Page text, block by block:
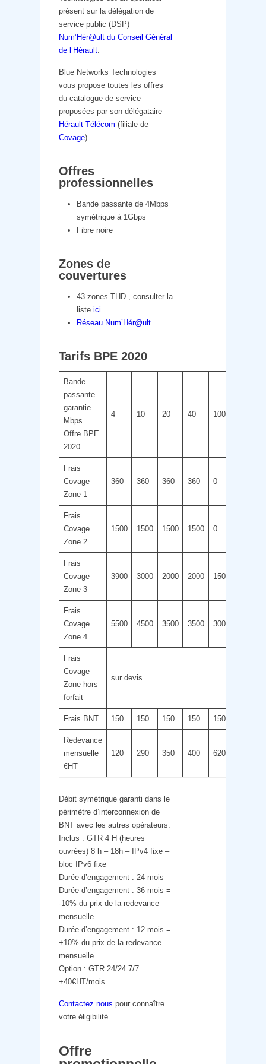
présent sur la délégation de
service public (DSP)
Num’Hér@ult du Conseil Général
de l’Hérault
Blue Networks Technologies
vous propose toutes les offres
du catalogue de service
proposées par son délégataire
Hérault Télécom (filiale de
Covage).
Offres
professionnelles
Bande passante de 4Mbps
symétrique à 1Gbps
Fibre noire
Zones de
couvertures
43 zones THD , consulter la
listeici
Réseau Num’Hér@ult
Tarifs BPE 2020
Bande
passante
garantie
Mbps
Offre BPE
2020
4 10 20 40 100
Frais
Covage
Zone 1
360 360 360 360 0
Frais
Covage
Zone 2
1500 1500 1500 1500 0
Frais
Covage
Zone 3
3900 3000 2000 2000 1500
Frais
Covage
Zone 4
5500 4500 3500 3500 3000
Frais
Covage
Zone hors
forfait
sur devis
Frais BNT 150 150 150 150 150
Redevance
mensuelle
€HT
120 290 350 400 620
Débit symétrique garanti dans le
périmètre d’interconnexion de
BNT avec les autres opérateurs.
Inclus : GTR 4 H (heures
ouvrées) 8 h – 18h – IPv4 fixe –
bloc IPv6 fixe
Durée d’engagement : 24 mois
Durée d’engagement : 36 mois =
-10% du prix de la redevance
mensuelle
Durée d’engagement : 12 mois =
+10% du prix de la redevance
mensuelle
Option : GTR 24/24 7/7
+40€HT/mois
Contactez nous pour connaître
votre éligibilité.
Offre